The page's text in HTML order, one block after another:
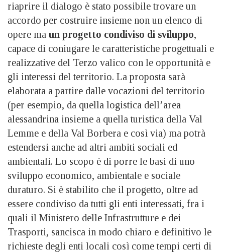
riaprire il dialogo è stato possibile trovare un
accordo per costruire insieme non un elenco di
opere ma un progetto condiviso di sviluppo,
capace di coniugare le caratteristiche progettuali e
realizzative del Terzo valico con le opportunità e
gli interessi del territorio. La proposta sarà
elaborata a partire dalle vocazioni del territorio
(per esempio, da quella logistica dell’area
alessandrina insieme a quella turistica della Val
Lemme e della Val Borbera e così via) ma potrà
estendersi anche ad altri ambiti sociali ed
ambientali. Lo scopo è di porre le basi di uno
sviluppo economico, ambientale e sociale
duraturo. Si è stabilito che il progetto, oltre ad
essere condiviso da tutti gli enti interessati, fra i
quali il Ministero delle Infrastrutture e dei
Trasporti, sancisca in modo chiaro e definitivo le
richieste degli enti locali così come tempi certi di